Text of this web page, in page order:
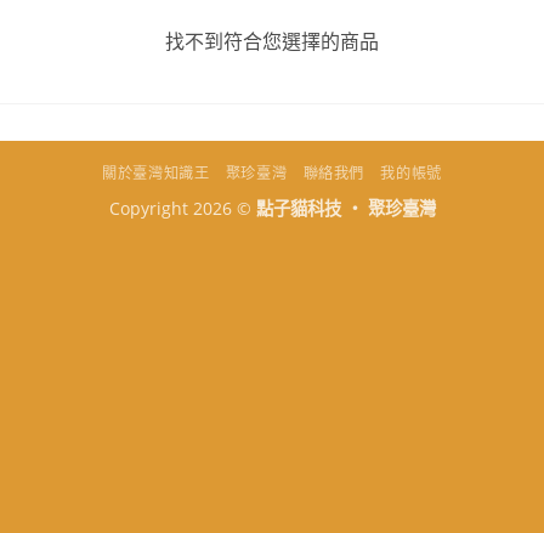
找不到符合您選擇的商品
關於臺灣知識王 聚珍臺灣 聯絡我們 我的帳號
Copyright 2026 © 點子貓科技 ‧ 聚珍臺灣